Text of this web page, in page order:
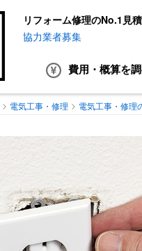
リフォーム修理のNo.1見
協力業者募集
費用・概算を
電気工事・修理 電気工事・修理